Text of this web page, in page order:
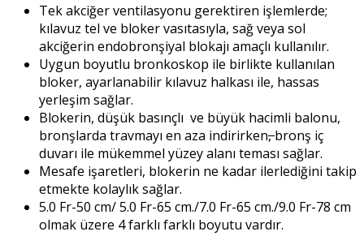
Tek akciğer ventilasyonu gerektiren işlemlerde;
kılavuz tel ve bloker vasıtasıyla, sağ veya sol
akciğerin endobronşiyal blokajı amaçlı kullanılır.
Uygun boyutlu bronkoskop ile birlikte kullanılan
bloker, ayarlanabilir kılavuz halkası ile, hassas
yerleşim sağlar.
Blokerin, düşük basınçlı ve büyük hacimli balonu,
bronşlarda travmayı en aza indirirken,bronş iç
duvarı ile mükemmel yüzey alanı teması sağlar.
Mesafe işaretleri, blokerin ne kadar ilerlediğini takip
etmekte kolaylık sağlar.
5.0 Fr-50 cm/ 5.0 Fr-65 cm./7.0 Fr-65 cm./9.0 Fr-78 cm
olmak üzere 4 farklı farklı boyutu vardır.